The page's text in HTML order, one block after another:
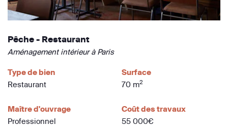
Pêche - Restaurant
Aménagement intérieur à Paris
Type de bien
Restaurant
Surface
70 m2
Maître d'ouvrage
Professionnel
Coût des travaux
55 000€